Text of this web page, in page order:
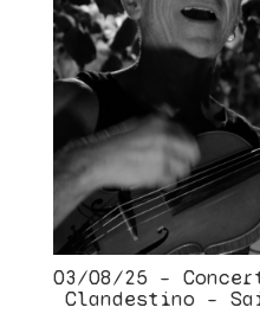
03/08/25 –
Clandestino –